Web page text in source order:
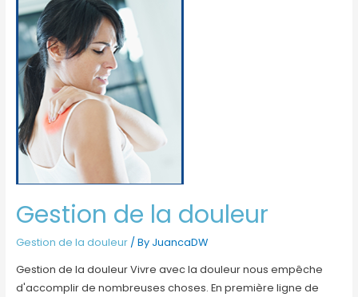
Gestion de la douleur
Gestion de la douleur/ By JuancaDW
Gestion de la douleur Vivre avec la douleur nous empêche
d'accomplir de nombreuses choses. En première ligne de